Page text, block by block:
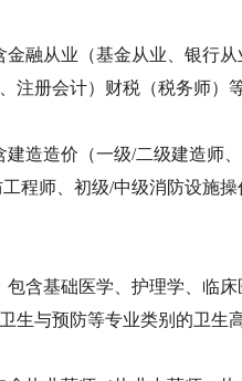
从业（基金从业、银行从
注册会计）财税（税务师）
造价（一级/二级建造师、
程师、初级/中级消防设施
基础医学、护理学、临床
生与预防等专业类别的卫生